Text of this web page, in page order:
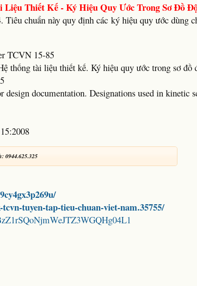
Liệu Thiết Kế - Ký Hiệu Quy Ước Trong Sơ Đồ
chuẩn này quy định các ký hiệu quy ước dùng
TCVN 15-85
thống tài liệu thiết kế. Ký hiệu quy ước trong sơ đồ
documentation. Designations used in kinetic
0944.625.325
tuyen-tap-tieu-chuan-viet-nam.35755/